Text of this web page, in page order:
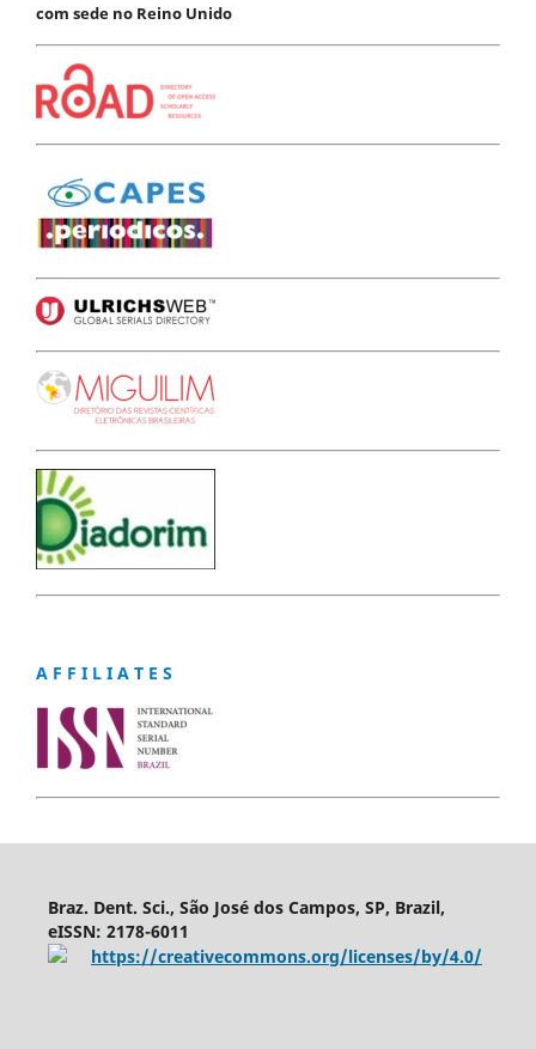
com sede no Reino Unido
A F F I L I A T E S
Braz. Dent. Sci., São José dos Campos, SP, Brazil,
eISSN: 2178-6011
https://creativecommons.org/licenses/by/4.0/